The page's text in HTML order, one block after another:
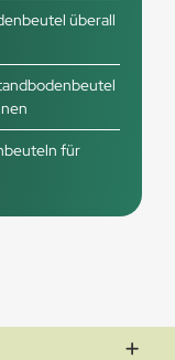
überall
für